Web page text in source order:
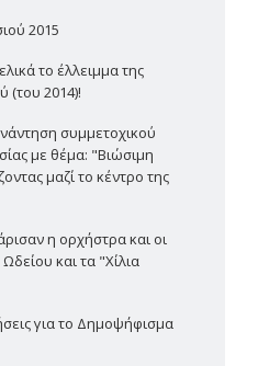
2015
το έλλειμμα της
(του 2014)!
συμμετοχικού
με θέμα: "Βιώσιμη
μαζί το κέντρο της
η ορχήστρα και οι
και τα "Χίλια
για το Δημοψήφισμα